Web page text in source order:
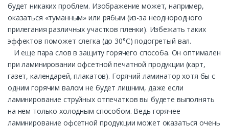
будет никаких проблем. Изображение может, например,
оказаться «туманным» или рябым (из-за неоднородного
прилегания различных участков пленки). Избежать таких
эффектов поможет слегка (до 30°С) подогретый вал.
И еще пара слов в защиту горячего способа. Он оптимален
при ламинировании офсетной печатной продукции (карт,
газет, календарей, плакатов). Горячий ламинатор хотя бы с
одним горячим валом не будет лишним, даже если
ламинирование струйных отпечатков вы будете выполнять
на нем только холодным способом. Ведь горячее
ламинирование офсетной продукции может оказаться очень